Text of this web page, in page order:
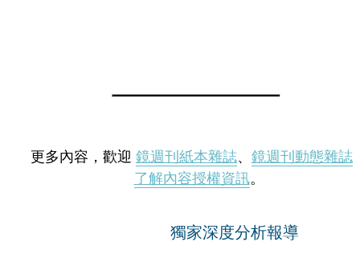
更多內容，歡迎 鏡週刊紙本雜誌、 鏡週刊動態雜誌
了解內容授權資訊。
獨家深度分析報導